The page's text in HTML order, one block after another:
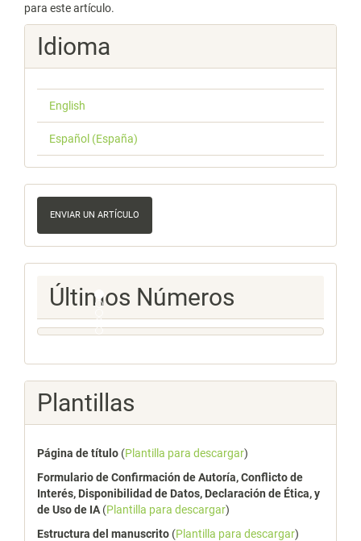
para este artículo.
Idioma
English
Español (España)
Enviar
un
artículo
ENVIAR UN ARTÍCULO
Ultimos
Numeros
Últimos Números
Plantillas
Página de título (Plantilla para descargar)
Formulario de Confirmación de Autoría, Conflicto de
Interés, Disponibilidad de Datos, Declaración de Ética, y
de Uso de IA (Plantilla para descargar)
Estructura del manuscrito (Plantilla para descargar)